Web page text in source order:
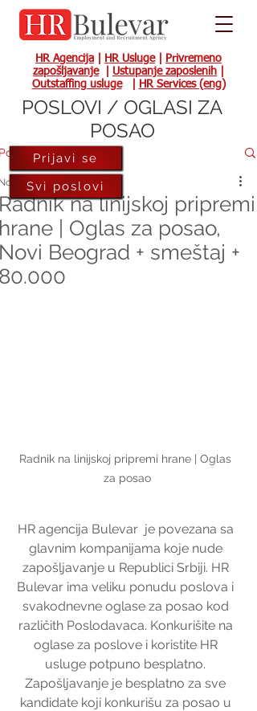
HR Agencija HR Usluge|
Privremeno
zapošljavanje| Ustupanje zaposlenih
Outstaffing usluge| HR Services (eng)
na linijskoj pripremi
| Oglas za posao,
Beograd + smeštaj +
24, 2023
Radnik na linijskoj pripremi hrane | Oglas
za posao
HR agencija Bulevar  je povezana sa
glavnim kompanijama koje nude
zapošljavanje u Republici Srbiji. HR
Bulevar ima veliku ponudu poslova i
svakodnevne oglase za posao kod
različith Poslodavaca. Konkurišite na
oglase za poslove i koristite HR
usluge potpuno besplatno.
Zapošljavanje je besplatno za sve
kandidate koji konkurišu za posao u
Prijavi se
Svi poslovi
POSLOVI / OGLASI ZA
POSAO